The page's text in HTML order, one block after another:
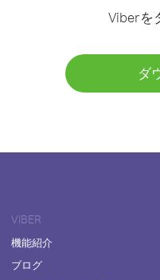
Viberを
ダ
VIBER
機能紹介
ブログ